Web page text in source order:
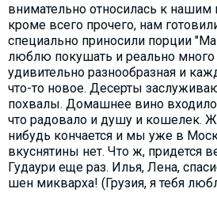
внимательно относилась к нашим
кроме всего прочего, нам
специально приносили порции
люблю покушать и реально много
удивительно разнообразная и
что-то новое. Десерты
похвалы. Домашнее вино входило
что радовало и душу и кошелек.
нибудь кончается и мы уже в
вкуснятины нет. Что ж, придется
Гудаури еще раз. Илья, Лена,
шен микварха! (Грузия, я тебя